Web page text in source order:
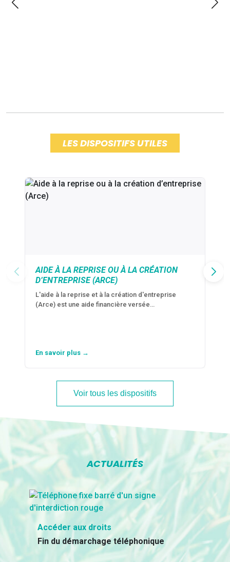
LES DISPOSITIFS UTILES
AIDE À LA REPRISE OU À LA CRÉATION
D’ENTREPRISE (ARCE)
L'aide à la reprise et à la création d'entreprise
(Arce) est une aide financière versée…
En savoir plus →
Voir tous les dispositifs
ACTUALITÉS
Accéder aux droits
Fin du démarchage téléphonique